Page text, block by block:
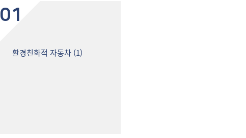
01
환경친화적 자동차 (1)